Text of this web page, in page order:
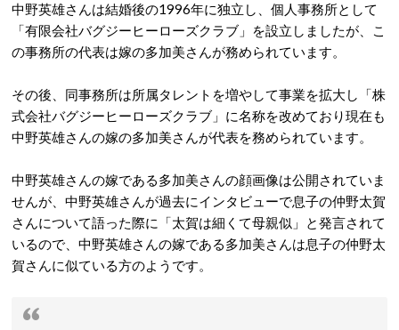
中野英雄さんは結婚後の1996年に独立し、個人事務所として
「有限会社バグジーヒーローズクラブ」を設立しましたが、こ
の事務所の代表は嫁の多加美さんが務められています。
その後、同事務所は所属タレントを増やして事業を拡大し「株
式会社バグジーヒーローズクラブ」に名称を改めており現在も
中野英雄さんの嫁の多加美さんが代表を務められています。
中野英雄さんの嫁である多加美さんの顔画像は公開されていま
せんが、中野英雄さんが過去にインタビューで息子の仲野太賀
さんについて語った際に「太賀は細くて母親似」と発言されて
いるので、中野英雄さんの嫁である多加美さんは息子の仲野太
賀さんに似ている方のようです。